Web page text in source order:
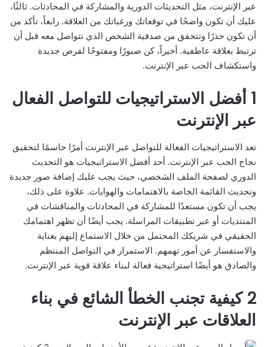
عبر الإنترنت، مثل التحديثات الدورية والمشاركة في المحادثات. ثالثًا،
عليك أن تكون واضحًا في توقعاتك ورغباتك من العلاقة. رابعاً، تأكد من
أن تكون حذرًا وتتحقق من صدقية الشخص الذي تتواصل معه قبل أن
ترتبط بعلاقة عاطفية. أخيراً، كن صبورًا ومفتوحًا لفرص جديدة
واستكشاف الحب عبر الإنترنت.
1 أفضل الاستراتيجيات للتواصل الفعال
عبر الإنترنت
تعد الاستراتيجيات الفعالة للتواصل عبر الإنترنت أمرًا حاسمًا لتحقيق
نجاح الحب عبر الإنترنت. أحد أفضل الاستراتيجيات هو التحديث
الدوري لصفحة الملف الشخصي، حيث يجب عليك إضافة صور جديدة
وتحديث القائمة الخاصة بالاهتمامات والهوايات. علاوة على ذلك،
يجب أن تكون مستعدًا للمشاركة في المحادثات والمناقشات في
المنتديات أو عبر تطبيقات المراسلة. يجب أيضًا أن تظهر اهتمامك
الحقيقي في شريكك المحتمل من خلال الاستماع إليهم بعناية
والاستفسار عن أمور تهمهم. الاستمرار في التواصل المنتظم
والصادق هو أيضًا استراتيجية فعالة لبناء علاقة قوية عبر الإنترنت.
2 كيفية تجنب الخطأ الشائع في بناء
العلاقات عبر الإنترنت